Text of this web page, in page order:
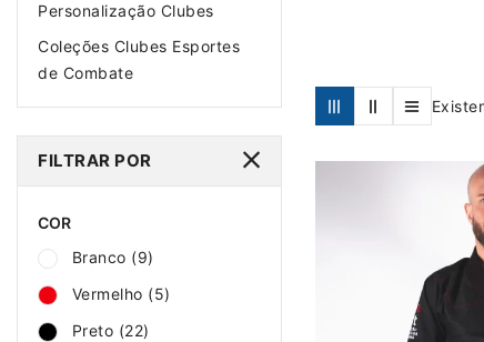
Personalização Clubes
Coleções Clubes Esportes
de Combate
FILTRAR POR
COR
Branco (9)
Vermelho (5)
Preto (22)